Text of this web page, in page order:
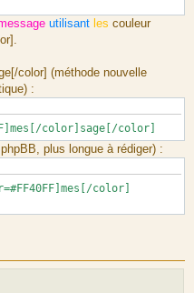
utilisant les couleur
color] (méthode nouvelle
:
color]sage[/color]
plus longue à rédiger) :
color]